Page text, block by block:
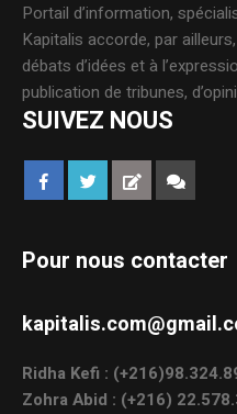
Portail d’information,
Kapitalis accorde, par
débats d’idées et à
publication de tribunes,
SUIVEZ NOUS
Pour nous contacter
Ridha Kefi :
Zohra Abid : (+216)